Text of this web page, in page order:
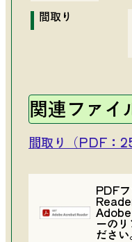
間取り
関連ファイ
間取り（PDF：
PDF
Adobe
ーの
ださい